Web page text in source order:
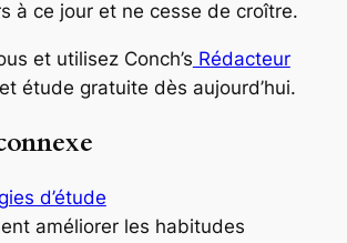
à ce jour et ne cesse de croître.
et utilisez Conch’s Rédacteur
et étude gratuite dès aujourd’hui.
d’étude
améliorer les habitudes